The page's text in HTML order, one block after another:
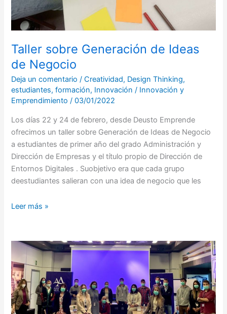
Taller sobre Generación de Ideas
de Negocio
Deja un comentario /Creatividad, Design Thinking,
estudiantes,formación, Innovación / Innovación y
Emprendimiento/03/01/2022
Los días 22 y 24 de febrero, desde Deusto Emprende
ofrecimos un taller sobre Generación de Ideas de Negocio
a estudiantes de primer año del grado Administración y
Dirección de Empresas y el título propio de Dirección de
Entornos Digitales . Suobjetivo era que cada grupo
deestudiantes salieran con una idea de negocio que les
Leer más »
Diarios
MEDEA:
Reto
3
Angulas
Aguinaga